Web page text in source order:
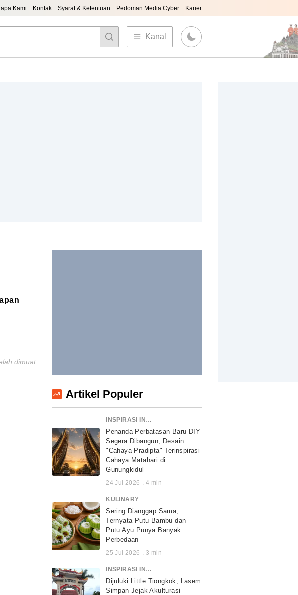
Kami Kontak Syarat & Ketentuan Pedoman Media Cyber Karier
Kanal
dimuat
Artikel Populer
INSPIRASI INDONESIA
Penanda Perbatasan Baru DIY
Segera Dibangun, Desain
"Cahaya Pradipta" Terinspirasi
Cahaya Matahari di
Gunungkidul
24 Jul 2026 . 4 min
KULINARY
Sering Dianggap Sama,
Ternyata Putu Bambu dan
Putu Ayu Punya Banyak
Perbedaan
25 Jul 2026 . 3 min
INSPIRASI INDONESIA
Dijuluki Little Tiongkok, Lasem
Simpan Jejak Akulturasi